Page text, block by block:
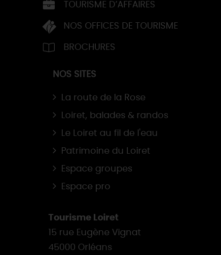
TOURISME D’AFFAIRES
NOS OFFICES DE TOURISME
BROCHURES
NOS SITES
La route de la Rose
Loiret, balades & randos
Le Loiret au fil de l'eau
Patrimoine du Loiret
Espace groupes
Espace pro
Tourisme Loiret
15 rue Eugène Vignat
45000 Orléans